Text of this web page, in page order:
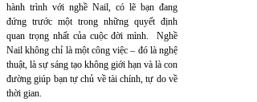
hành trình với nghề Nail, có lẽ bạn đang
đứng trước một trong những quyết định
quan trọng nhất của cuộc đời mình. Nghề
Nail không chỉ là một công việc – đó là nghệ
thuật, là sự sáng tạo không giới hạn và là con
đường giúp bạn tự chủ về tài chính, tự do về
thời gian.